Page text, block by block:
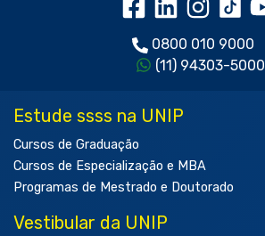
0800 010 9000
(11) 94303-5000
Estude ssss na UNIP
Cursos de Graduação
Cursos de Especialização e MBA
Programas de Mestrado e Doutorado
Vestibular da UNIP